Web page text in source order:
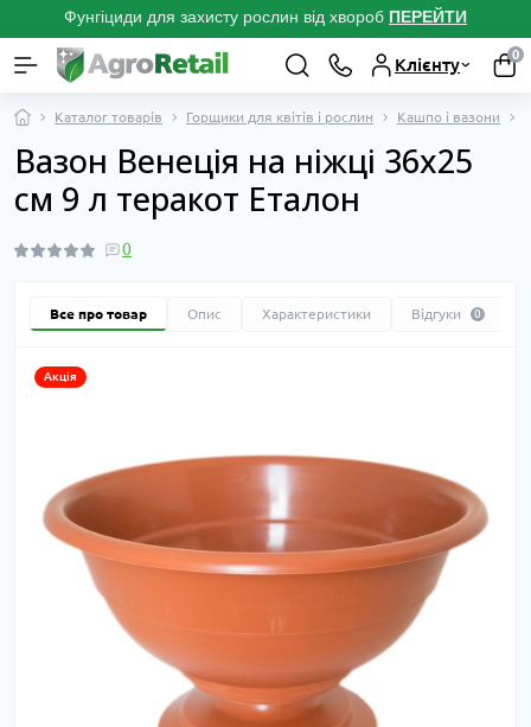
Фунгіциди для захисту рослин від хвороб ПЕРЕЙТИ
Клієнту
0
Каталог товарів Горщики для квітів і рослин Кашпо і вазони
Вазон Венеція на ніжці 36х25
см 9 л теракот Еталон
0
Все про товар Опис Характеристики Відгуки 0
Акція